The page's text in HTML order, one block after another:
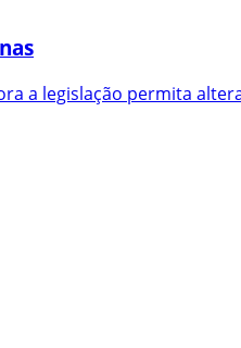
a legislação permita